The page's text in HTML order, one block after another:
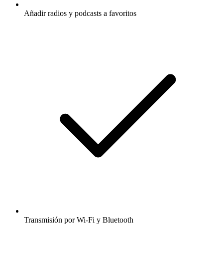
Añadir radios y podcasts a favoritos
Transmisión por Wi-Fi y Bluetooth